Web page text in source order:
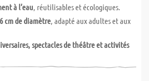
à l’eau, réutilisables et écologiques.
6 cm de diamètre, adapté aux adultes et aux
spectacles de théâtre et activités